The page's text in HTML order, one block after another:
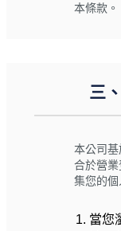
本條款。
三
本公司
合於營
集您的個
當您